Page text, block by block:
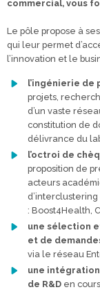
commercial, vous
Le pôle propose à
qui leur permet
l’innovation et le
l’ingénierie de
projets,
d’un vaste
constitution de
délivrance du
l’octroi de
proposition de
acteurs
: Boost4Health,
une sélection
et de
via le réseau
une
de R&D en